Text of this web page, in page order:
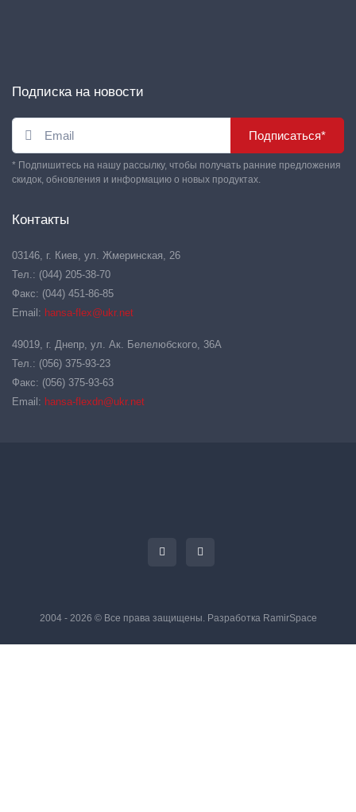
Подписка на новости
Подписаться*
* Подпишитесь на нашу рассылку, чтобы получать ранние предложения
скидок, обновления и информацию о новых продуктах.
Контакты
03146, г. Киев, ул. Жмеринская, 26
Тел.: (044) 205-38-70
Факс: (044) 451-86-85
Email: hansa-flex@ukr.net
49019, г. Днепр, ул. Ак. Белелюбского, 36А
Тел.: (056) 375-93-23
Факс: (056) 375-93-63
Email: hansa-flexdn@ukr.net
2004 - 2026 © Все права защищены. Разработка RamirSpace